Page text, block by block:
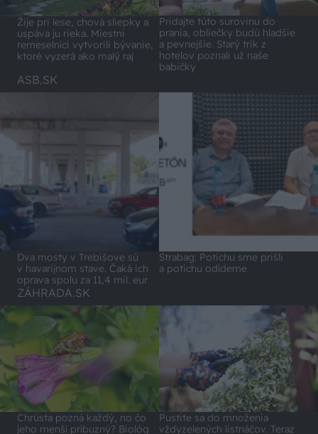
Žije pri lese, chová sliepky a
uspáva ju rieka. Miestni
remeselníci vytvorili bývanie,
ktoré vyzerá ako malý raj
Pridajte túto surovinu do
prania, obliečky budú hladšie
a pevnejšie. Starý trik z
hotelov poznali už naše
babičky
ASB.SK
Dva mosty v Trebišove sú
v havarijnom stave. Čaká ich
oprava spolu za 11,4 mil. eur
Strabag: Potichu sme prišli
a potichu odídeme
ZÁHRADA.SK
Chrústa pozná každý, no čo
jeho menší príbuzný? Biológ
Pustite sa do množenia
vždyzelených listnáčov. Teraz